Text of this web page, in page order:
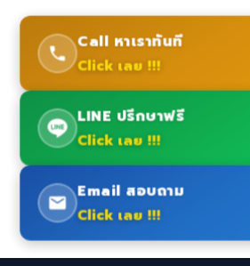
Call หาเราทันที
Click เลย !!!
LINE ปรึกษาฟรี
Click เลย !!!
Email สอบถาม
Click เลย !!!